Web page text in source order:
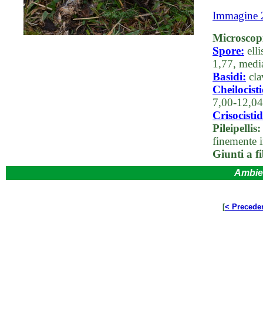
Immagine
Spore:
1,77,
Basidi:
7,00-
Pileipellis:
finemente
Giunti a
[<